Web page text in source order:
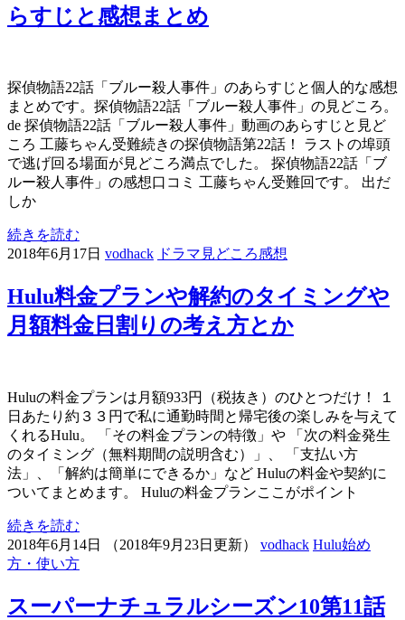
らすじと感想まとめ
探偵物語22話「ブルー殺人事件」のあらすじと個人的な感想
まとめです。探偵物語22話「ブルー殺人事件」の見どころ。
de 探偵物語22話「ブルー殺人事件」動画のあらすじと見ど
ころ 工藤ちゃん受難続きの探偵物語第22話！ ラストの埠頭
で逃げ回る場面が見どころ満点でした。 探偵物語22話「ブ
ルー殺人事件」の感想口コミ 工藤ちゃん受難回です。 出だ
しか
続きを読む
2018年6月17日 vodhack ドラマ見どころ感想
Hulu料金プランや解約のタイミングや
月額料金日割りの考え方とか
Huluの料金プランは月額933円（税抜き）のひとつだけ！ １
日あたり約３３円で私に通勤時間と帰宅後の楽しみを与えて
くれるHulu。 「その料金プランの特徴」や 「次の料金発生
のタイミング（無料期間の説明含む）」、 「支払い方
法」、「解約は簡単にできるか」など Huluの料金や契約に
ついてまとめます。 Huluの料金プランここがポイント
続きを読む
2018年6月14日
（2018年9月23日更新） vodhack Hulu始め
方・使い方
スーパーナチュラルシーズン10第11話